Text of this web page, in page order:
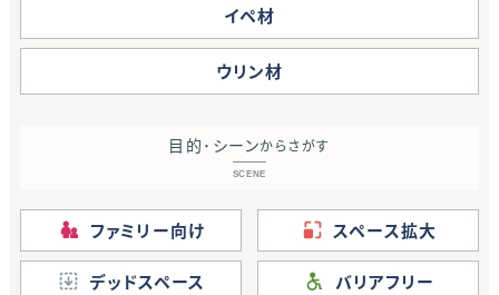
イペ材
ウリン材
目的･シーンからさがす
SCENE
ファミリー向け スペース拡大
デッドスペース バリアフリー